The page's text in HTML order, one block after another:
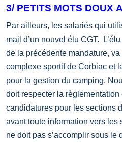
3/ PETITS MOTS DOUX
Par ailleurs, les salariés qui
mail d’un nouvel élu CGT.
de la précédente mandature, va
complexe sportif de Corbiac et
pour la gestion du camping.
doit respecter la règlementation
candidatures pour les sections
avant toute information vers
ne doit pas s’accomplir sous le